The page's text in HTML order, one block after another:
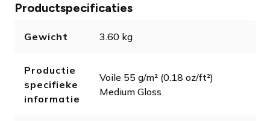
Productspecificaties
Gewicht 3.60 kg
Productie
specifieke
informatie
Voile 55 g/m² (0.18 oz/ft²)
Medium Gloss